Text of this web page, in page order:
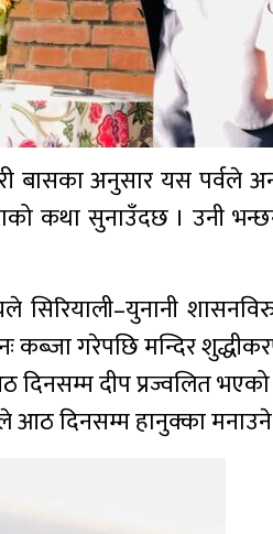
अनुसार यस पर्वले
कथा सुनाउँदछ । उनी
गरेपछि मन्दिर
दीप प्रज्वलित
दिनसम्म हानुक्का मनाउने